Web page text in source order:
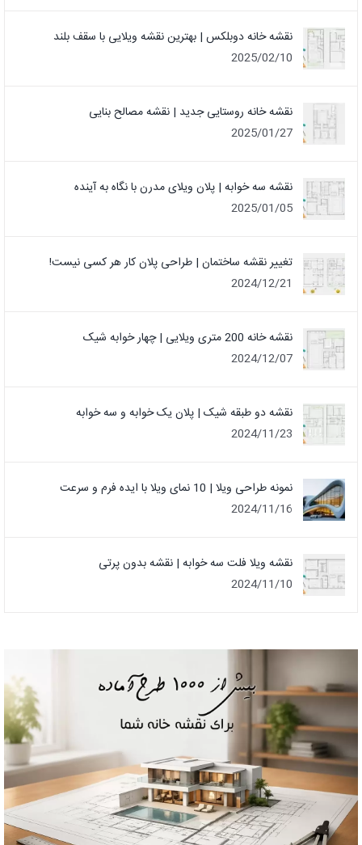
نقشه خانه دوبلکس | بهترین نقشه ویلایی با سقف بلند
2025/02/10
نقشه خانه روستایی جدید | نقشه مصالح بنایی
2025/01/27
نقشه سه خوابه | پلان ویلای مدرن با نگاه به آینده
2025/01/05
تغییر نقشه ساختمان | طراحی پلان کار هر کسی نیست!
2024/12/21
نقشه خانه 200 متری ویلایی | چهار خوابه شیک
2024/12/07
نقشه دو طبقه شیک | پلان یک خوابه و سه خوابه
2024/11/23
نمونه طراحی ویلا | 10 نمای ویلا با ایده فرم و سرعت
2024/11/16
نقشه ویلا فلت سه خوابه | نقشه بدون پرتی
2024/11/10